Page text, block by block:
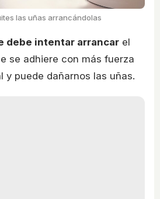
las uñas arrancándolas
debe intentar arrancar el
se adhiere con más fuerza
y puede dañarnos las uñas.